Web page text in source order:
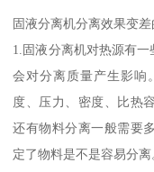
固液分离机分离效果变差
1.固液分离机对热源有
会对分离质量产生影响
度、压力、密度、比热
还有物料分离一般需要
定了物料是不是容易分离